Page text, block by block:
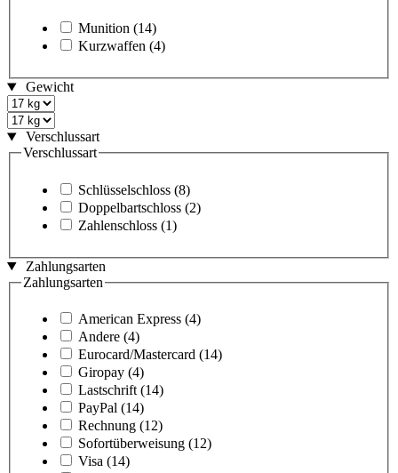
Munition (14)
Kurzwaffen (4)
Gewicht
Verschlussart
Verschlussart
Schlüsselschloss (8)
Doppelbartschloss (2)
Zahlenschloss (1)
Zahlungsarten
Zahlungsarten
American Express (4)
Andere (4)
Eurocard/Mastercard (14)
Giropay (4)
Lastschrift (14)
PayPal (14)
Rechnung (12)
Sofortüberweisung (12)
Visa (14)